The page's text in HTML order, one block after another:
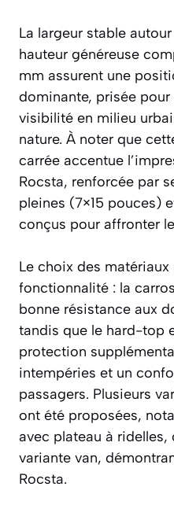
La largeur stable
hauteur généreuse
mm assurent une
dominante, prisée
visibilité en milieu
nature. À noter que
carrée accentue
Rocsta, renforcée par
pleines (7×15 pouces)
conçus pour affronter
Le choix des
fonctionnalité : la
bonne résistance aux
tandis que le hard-top
protection
intempéries et un
passagers. Plusieurs
ont été proposées,
avec plateau à
variante van,
Rocsta.